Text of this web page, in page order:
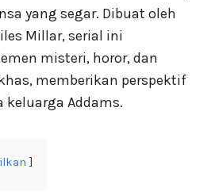
yang segar. Dibuat oleh
Millar, serial ini
misteri, horor, dan
memberikan perspektif
keluarga Addams.